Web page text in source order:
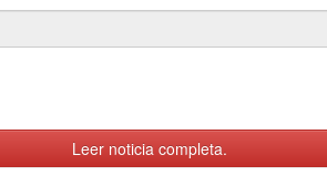
Leer noticia completa.